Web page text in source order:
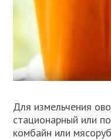
Для измельчения
стационарный или
комбайн или